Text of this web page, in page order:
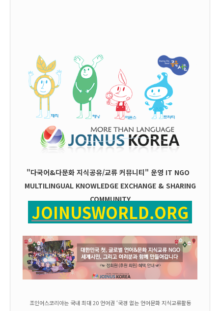
"다국어&다문화 지식공유/교류 커뮤니티" 운영 IT NGO
MULTILINGUAL KNOWLEDGE EXCHANGE & SHARING
COMMUNITY
JOINUSWORLD.ORG
조인어스코리아는 국내 최대 20 언어권 ‘국경 없는 언어문화 지식교류활동